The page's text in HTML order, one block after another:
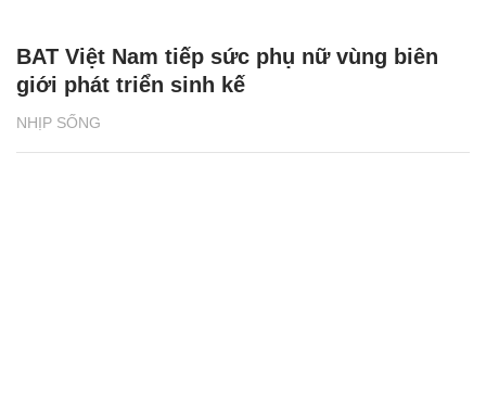
NHỊP SỐNG
BAT Việt Nam tiếp sức phụ nữ vùng biên
giới phát triển sinh kế